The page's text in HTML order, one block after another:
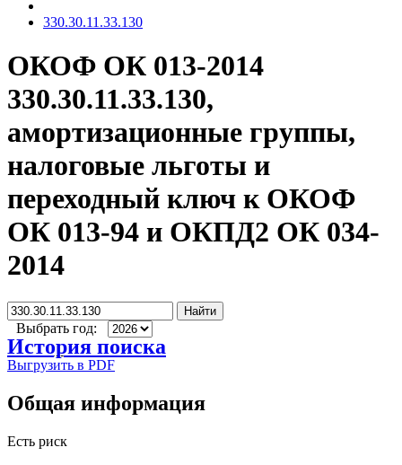
330.30.11.33.130
ОКОФ ОК 013-2014
330.30.11.33.130,
амортизационные группы,
налоговые льготы и
переходный ключ к ОКОФ
ОК 013-94 и ОКПД2 ОК 034-
2014
Найти
Выбрать год:
История поиска
Выгрузить в PDF
Общая информация
Есть риск